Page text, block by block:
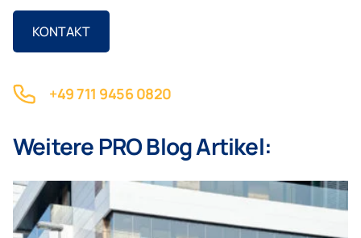
KONTAKT
+49 711 9456 0820
Weitere PRO Blog Artikel: